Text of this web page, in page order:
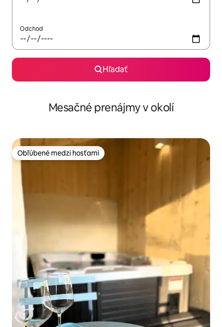
Odchod
Hľadať
Mesačné prenájmy v okolí
Obľúbené medzi hosťami
Obľúbené medzi hosťami